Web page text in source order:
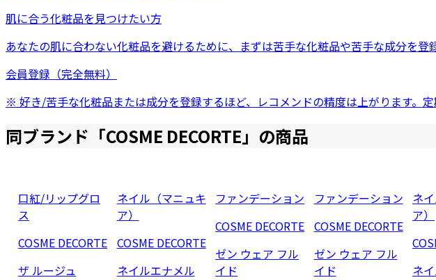
肌に合う化粧品を見つけたい方
あなたの肌に合わない化粧品を避けるために、まずは苦手な化粧品や苦手な成分を登
会員登録（完全無料）
※ 好き/苦手な化粧品または成分を登録するほど、レコメンドの精度は上がります。
同ブランド「COSME DECORTE」の商品
口紅/リップグロ
ス
COSME DECORTE
ザ ルージュ
ネイル（マニュキ
ア）
COSME DECORTE
ネイルエナメル
ファンデーション
COSME DECORTE
ゼン ウェア フル
イド
ファンデーション
COSME DECORTE
ゼン ウェア フル
イド
ネ
ア）
ネ